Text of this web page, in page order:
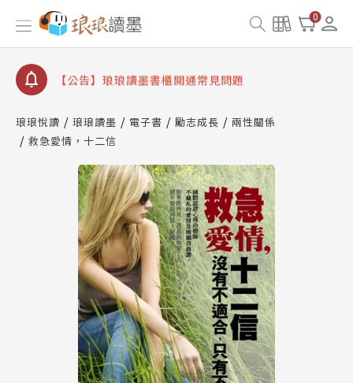
0
【公告】因 Readmoo 讀墨系統維護中，本站同步暫
停部分閱讀服務
【公告】琅琅讀墨數位閱讀資產合併與書櫃開通申請
【公告】琅琅讀墨書櫃開通常見問題
請圖文教學
【公告】琅琅書店服務升級重要說明及資產合併結果
查詢
【公告】因 Readmoo 讀墨系統維護中，本站同步暫
停部分閱讀服務
琅琅悅讀 琅琅讀墨 電子書 勵志成長
兩性關係
救急愛情，十二信